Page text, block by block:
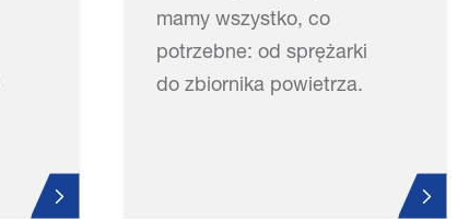
mamy wszystko, co
potrzebne: od sprężarki
do zbiornika powietrza.